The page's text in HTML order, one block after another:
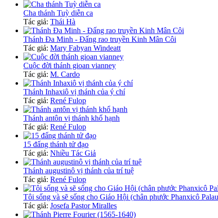
Cha thánh Tuỳ diễn ca
Tác giả: Thái Hà
Thánh Đa Minh - Đấng rao truyền Kinh Mân Côi
Tác giả: Mary Fabyan Windeatt
Cuộc đời thánh gioan vianney
Tác giả: M. Cardo
Thánh Inhaxiô vị thánh của ý chí
Tác giả: René Fulop
Thánh antôn vị thánh khổ hạnh
Tác giả: René Fulop
15 đấng thánh tử đạo
Tác giả: Nhiều Tác Giả
Thánh augustinô vị thánh của trí tuệ
Tác giả: René Fulop
Tôi sống và sẽ sống cho Giáo Hội (chân phước Phanxicô
Tác giả: Josefa Pastor Miralles